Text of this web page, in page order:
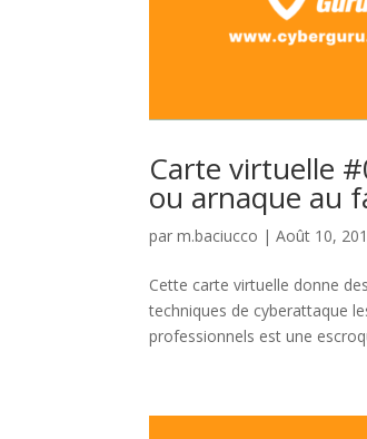
Carte virtuelle
ou arnaque au
parm.baciucco |Août 10,
Cette carte virtuelle donne
techniques de cyberattaque
professionnels est une